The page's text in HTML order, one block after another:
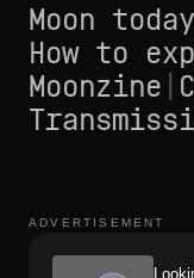
Moon today
How to
Moonzine
ADVERTISEMENT